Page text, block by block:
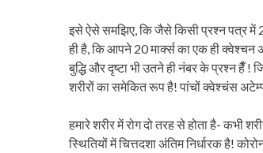
इसे ऐसे समझिए, कि जैसे किसी प्रश्न पत्र में
ही है, कि आपने 20 मार्क्स का एक ही क्वेश्चन
बुद्धि और दृष्टा भी उतने ही नंबर के प्रश्न हैँ !
शरीरों का समेकित रूप है! पांचों क्वेश्चंस
हमारे शरीर में रोग दो तरह से होता है- कभी
स्थितियों में चित्तदशा अंतिम निर्धारक है!